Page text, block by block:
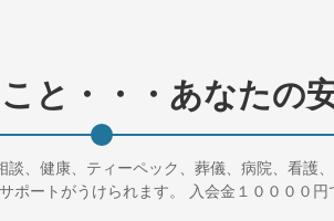
と・・・あなたの
、健康、ティーペック、葬儀、病院、看護
ポートがうけられます。 入会金１００００円